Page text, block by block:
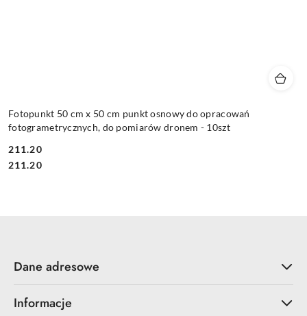
Fotopunkt 50 cm x 50 cm punkt osnowy do opracowań
fotogrametrycznych, do pomiarów dronem - 10szt
Cena:
211.20
Cena:
211.20
Dane adresowe
Informacje